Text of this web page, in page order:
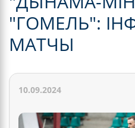
"ГОМЕЛЬ":
МАТЧЫ
10.09.2024